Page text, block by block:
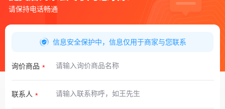
请保持电话畅通
信息安全保护中，信息仅用于商家与您联系
询价商品
联系人